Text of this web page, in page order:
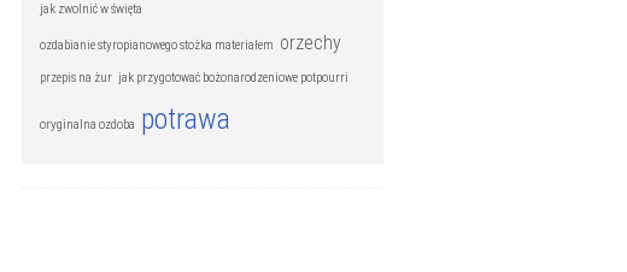
jak zwolnić w święta
ozdabianie styropianowego stożka materiałem orzechy
przepis na żur jak przygotować bożonarodzeniowe potpourri
oryginalna ozdoba potrawa